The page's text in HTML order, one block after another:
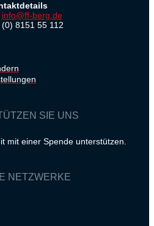
info@ff-berg.de
(0) 8151 55 112
SIE UNS
mit einer Spende unterstützen.
NETZWERKE